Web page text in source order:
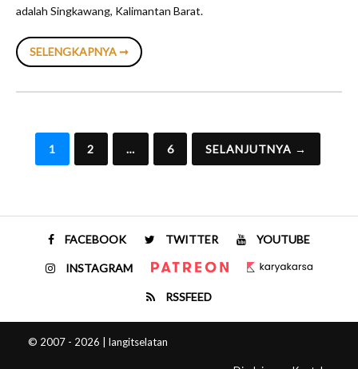
adalah Singkawang, Kalimantan Barat.
SELENGKAPNYA ➞GMC
2019
Paginasi
1 2 … 6 SELANJUTNYA →
FACEBOOK TWITTER YOUTUBE
INSTAGRAM
RSSFEED
© 2007 - 2026 | langitselatan